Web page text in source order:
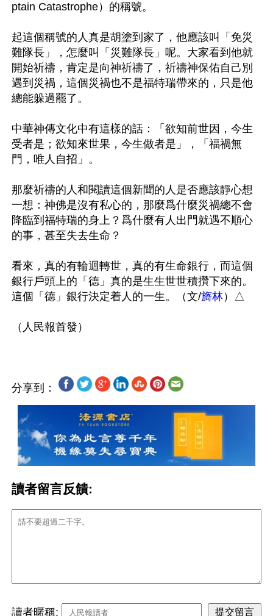
ptain Catastrophe）的稱號。
起這個稱號的人真是胡塗到家了，他應該叫「免災
難隊長」，怎麼叫「災難隊長」呢。大家看到他就
開始祈禱，肯定是向神祈禱了，祈禱神保佑自己別
遇到災禍，這個災禍也不是福特瑞帶來的，只是他
總能躲過罷了。
中華神傳文化中有這樣的話：「欲知前世因，今生
受者是；欲知來世果，今生做者是」，「福禍無
門，唯人自招」。
那麼祈禱的人和閱讀這個新聞的人是否應該靜心想
一想：神佛是沒有私心的，那麼爲什麼災禍總不會
降臨到福特瑞的身上？爲什麼有人出門就遇不順心
的事，甚至失去生命？
看來，真的有輪迴轉世，真的有生命銀行，而這個
銀行戶頭上的「德」真的是生生世世積攢下來的。
這個「德」銀行決定着人的一生。（文/旖林）△
分享到：
讀者留言反饋:
讀者暱稱: